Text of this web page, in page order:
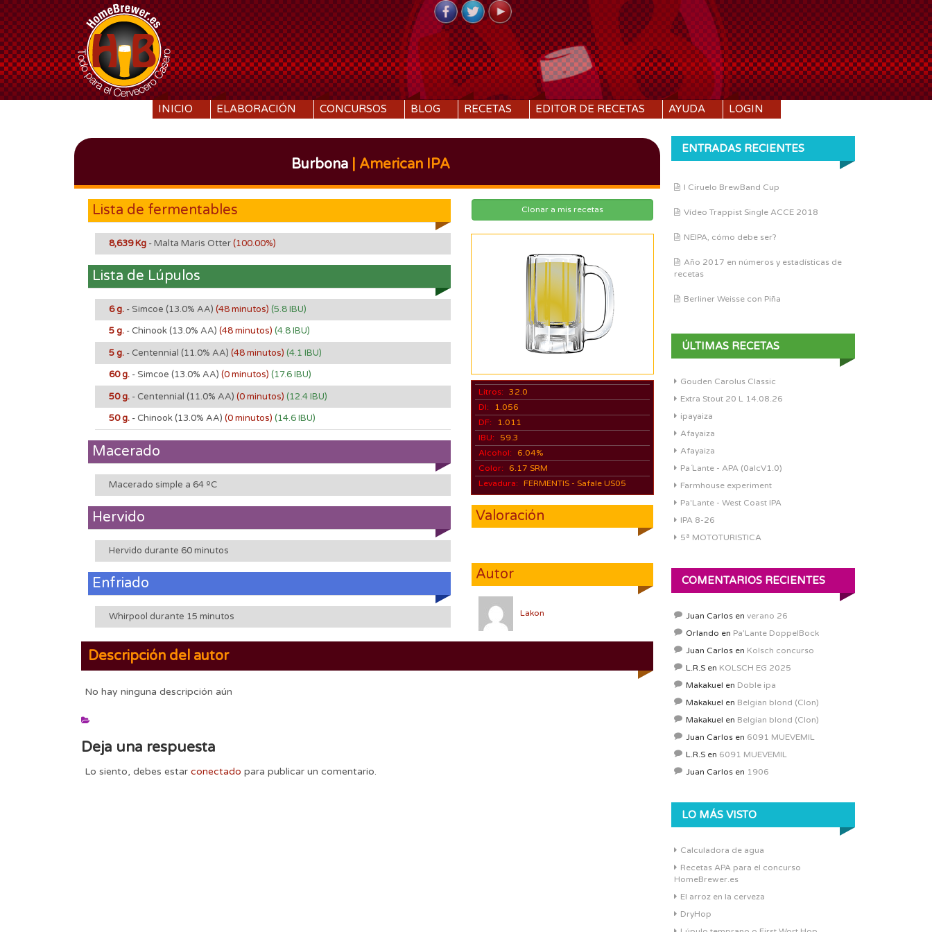
SKIP TO CONTENT
INICIO ELABORACIÓN CONCURSOS BLOG RECETAS EDITOR DE RECETAS AYUDA LOGIN
Burbona | American IPA
Lista de fermentables
8,639 Kg - Malta Maris Otter(100.00%)
Lista de Lúpulos
6 g. - Simcoe (13.0% AA) (48 minutos) (5.8 IBU)
5 g. - Chinook(13.0% AA) (48 minutos) (4.8 IBU)
5 g. - Centennial (11.0% AA) (48 minutos) (4.1 IBU)
60 g. - Simcoe (13.0% AA) (0 minutos) (17.6 IBU)
50 g. - Centennial (11.0% AA) (0 minutos) (12.4 IBU)
50 g. - Chinook(13.0% AA) (0 minutos) (14.6 IBU)
Macerado
Macerado simple a 64 ºC
Hervido
Hervido durante 60 minutos
Enfriado
Whirpool durante 15 minutos
Clonar a mis recetas
Litros: 32.0
DI:
1.056
DF:
1.011
IBU:
59.3
Alcohol:
6.04%
Color:
6.17 SRM
Levadura: FERMENTIS - Safale US05
Valoración
Autor
Lakon
Descripción del autor
No hay ninguna descripción aún
Deja una respuesta
Lo siento, debes estar conectado para publicar un comentario.
ENTRADAS RECIENTES
I Ciruelo BrewBand Cup
Vídeo Trappist Single ACCE 2018
NEIPA, cómo debe ser?
Año 2017 en números y estadísticas de
recetas
Berliner Weisse con Piña
ÚLTIMAS RECETAS
Gouden Carolus Classic
Extra Stout 20 L 14.08.26
ipayaiza
Afayaiza
Afayaiza
Pa´Lante - APA (0alcV1.0)
Farmhouse experiment
Pa'Lante - West Coast IPA
IPA 8-26
5ª MOTOTURISTICA
COMENTARIOS RECIENTES
Juan Carlos en verano 26
Orlando en Pa’Lante DoppelBock
Juan Carlos en Kolsch concurso
L.R.S en KOLSCH EG 2025
Makakuel en Doble ipa
Makakuel en Belgian blond (Clon)
Makakuel en Belgian blond (Clon)
Juan Carlos en 6091 MUEVEMIL
L.R.S en 6091 MUEVEMIL
Juan Carlos en 1906
LO MÁS VISTO
Calculadora de agua
Recetas APA para el concurso
HomeBrewer.es
El arroz en la cerveza
DryHop